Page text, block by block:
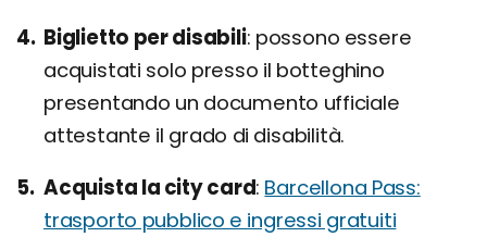
Biglietto per disabili possono essere
acquistati solo presso il botteghino
presentando un documento ufficiale
attestante il grado di disabilità.
Acquista la city card Barcellona Pass:
trasporto pubblico e ingressi gratuiti